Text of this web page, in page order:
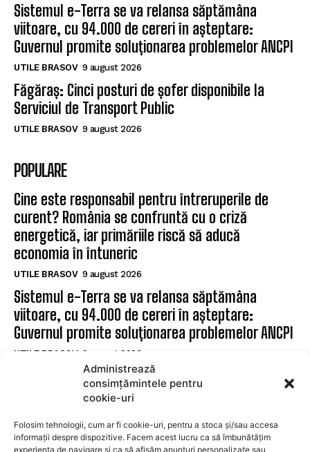
Administrează
consimțămintele pentru
cookie-uri
Folosim tehnologii, cum ar fi cookie-uri, pentru a stoca și/sau accesa
informații despre dispozitive. Facem acest lucru ca să îmbunătățim
experiența de navigare și ca să afișăm anunțuri personalizate sau
Sistemul e-Terra se va relansa săptămâna
viitoare, cu 94.000 de cereri în așteptare:
Guvernul promite soluționarea problemelor ANCPI
UTILE BRASOV 9 august 2026
Făgăraș: Cinci posturi de șofer disponibile la
Serviciul de Transport Public
UTILE BRASOV 9 august 2026
POPULARE
Cine este responsabil pentru întreruperile de
curent? România se confruntă cu o criză
energetică, iar primăriile riscă să aducă
economia în întuneric
UTILE BRASOV 9 august 2026
Sistemul e-Terra se va relansa săptămâna
viitoare, cu 94.000 de cereri în așteptare:
Guvernul promite soluționarea problemelor ANCPI
UTILE BRASOV 9 august 2026
Făgăraș: Cinci posturi de șofer disponibile la
Serviciul de Transport Public